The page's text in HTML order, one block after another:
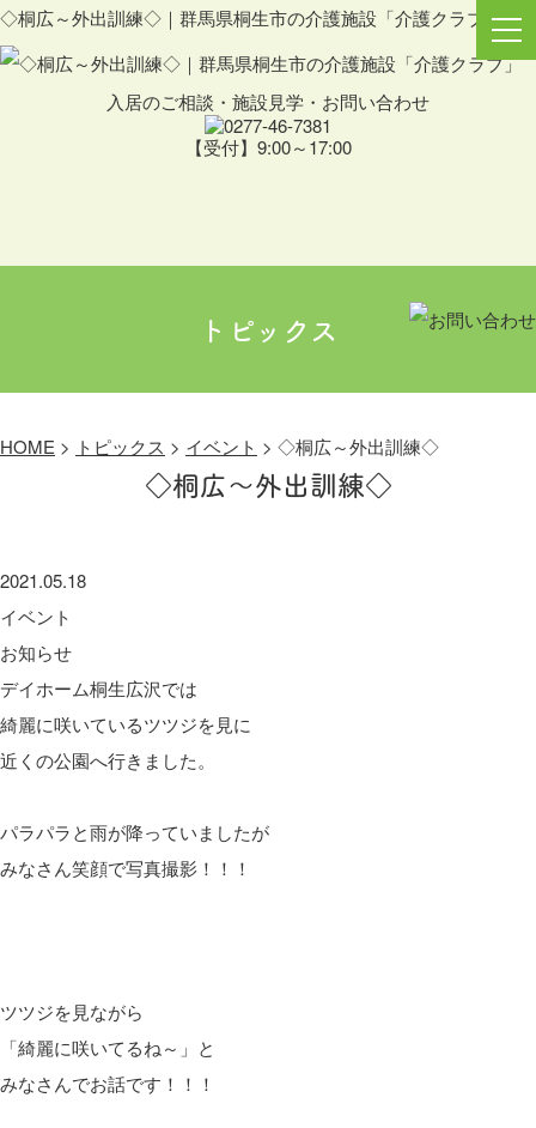
◇桐広～外出訓練◇｜群馬県桐生市の介護施設「介護クラブ」
入居のご相談・施設見学・お問い合わせ
【受付】9:00～17:00
トピックス
HOME > トピックス > イベント > ◇桐広～外出訓練◇
◇桐広～外出訓練◇
2021.05.18
イベント
お知らせ
デイホーム桐生広沢では
綺麗に咲いているツツジを見に
近くの公園へ行きました。
パラパラと雨が降っていましたが
みなさん笑顔で写真撮影！！！
ツツジを見ながら
「綺麗に咲いてるね～」と
みなさんでお話です！！！